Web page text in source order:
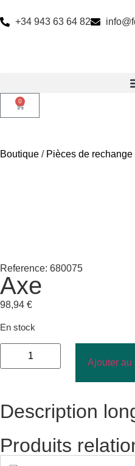
+34 943 63 64 82
0
Boutique / Pièces de
Reference: 680075
Axe
98,94 €
En stock
Ajouter au
Description
Produits